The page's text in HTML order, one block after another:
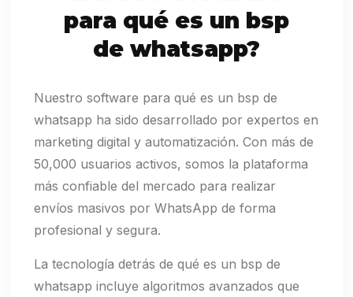
para qué es un bsp
de whatsapp?
Nuestro software para qué es un bsp de
whatsapp ha sido desarrollado por expertos en
marketing digital y automatización. Con más de
50,000 usuarios activos, somos la plataforma
más confiable del mercado para realizar
envíos masivos por WhatsApp de forma
profesional y segura.
La tecnología detrás de qué es un bsp de
whatsapp incluye algoritmos avanzados que